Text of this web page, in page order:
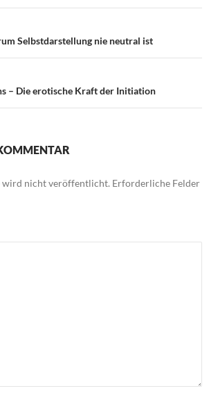
Selbstdarstellung nie neutral ist
– Die erotische Kraft der Initiation
wird nicht veröffentlicht. Erforderliche Felder